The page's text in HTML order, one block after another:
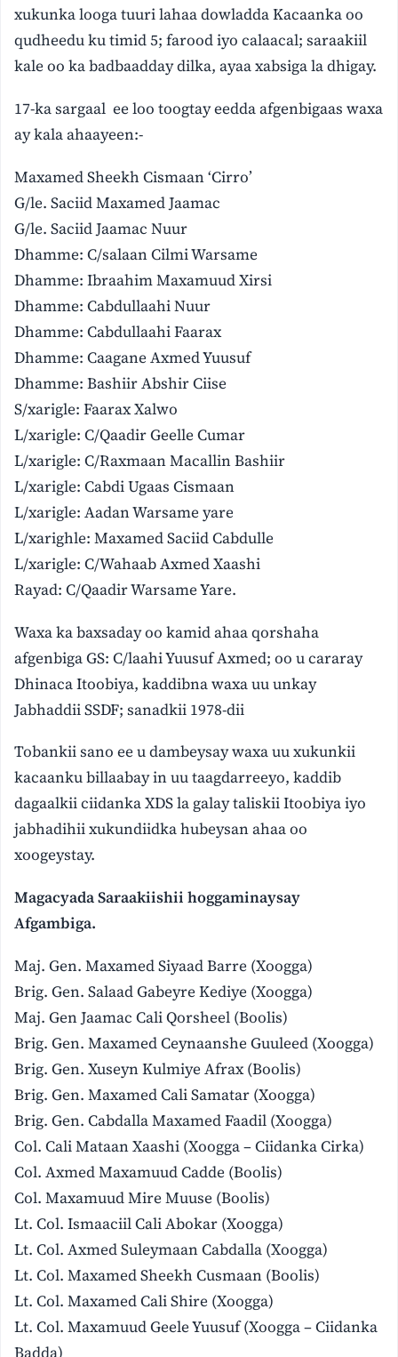
xukunka looga tuuri lahaa dowladda Kacaanka oo
qudheedu ku timid 5; farood iyo calaacal; saraakiil
kale oo ka badbaadday dilka, ayaa xabsiga la dhigay.
17-ka sargaal ee loo toogtay eedda afgenbigaas waxa
ay kala ahaayeen:-
Maxamed Sheekh Cismaan ‘Cirro’
G/le. Saciid Maxamed Jaamac
G/le. Saciid Jaamac Nuur
Dhamme: C/salaan Cilmi Warsame
Dhamme: Ibraahim Maxamuud Xirsi
Dhamme: Cabdullaahi Nuur
Dhamme: Cabdullaahi Faarax
Dhamme: Caagane Axmed Yuusuf
Dhamme: Bashiir Abshir Ciise
S/xarigle: Faarax Xalwo
L/xarigle: C/Qaadir Geelle Cumar
L/xarigle: C/Raxmaan Macallin Bashiir
L/xarigle: Cabdi Ugaas Cismaan
L/xarigle: Aadan Warsame yare
L/xarighle: Maxamed Saciid Cabdulle
L/xarigle: C/Wahaab Axmed Xaashi
Rayad: C/Qaadir Warsame Yare.
Waxa ka baxsaday oo kamid ahaa qorshaha
afgenbiga GS: C/laahi Yuusuf Axmed; oo u cararay
Dhinaca Itoobiya, kaddibna waxa uu unkay
Jabhaddii SSDF; sanadkii 1978-dii
Tobankii sano ee u dambeysay waxa uu xukunkii
kacaanku billaabay in uu taagdarreeyo, kaddib
dagaalkii ciidanka XDS la galay taliskii Itoobiya iyo
jabhadihii xukundiidka hubeysan ahaa oo
xoogeystay.
Magacyada Saraakiishii hoggaminaysay
Afgambiga.
Maj. Gen. Maxamed Siyaad Barre (Xoogga)
Brig. Gen. Salaad Gabeyre Kediye (Xoogga)
Maj. Gen Jaamac Cali Qorsheel (Boolis)
Brig. Gen. Maxamed Ceynaanshe Guuleed (Xoogga)
Brig. Gen. Xuseyn Kulmiye Afrax (Boolis)
Brig. Gen. Maxamed Cali Samatar (Xoogga)
Brig. Gen. Cabdalla Maxamed Faadil (Xoogga)
Col. Cali Mataan Xaashi (Xoogga – Ciidanka Cirka)
Col. Axmed Maxamuud Cadde (Boolis)
Col. Maxamuud Mire Muuse (Boolis)
Lt. Col. Ismaaciil Cali Abokar (Xoogga)
Lt. Col. Axmed Suleymaan Cabdalla (Xoogga)
Lt. Col. Maxamed Sheekh Cusmaan (Boolis)
Lt. Col. Maxamed Cali Shire (Xoogga)
Lt. Col. Maxamuud Geele Yuusuf (Xoogga – Ciidanka